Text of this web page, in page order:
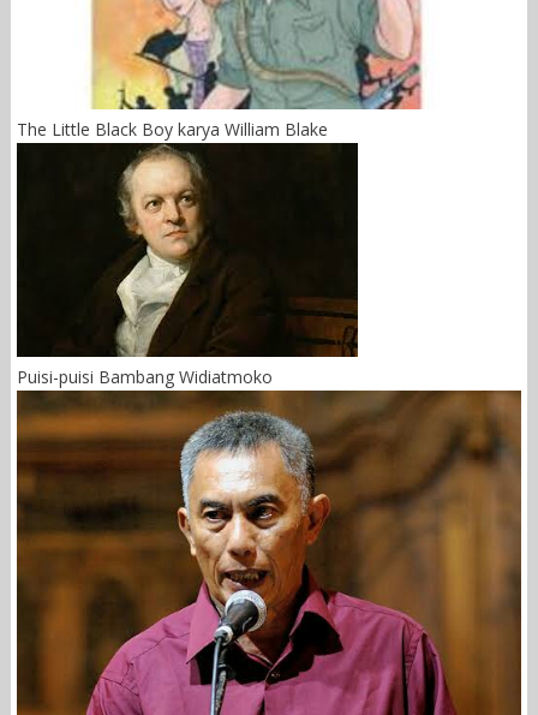
The Little Black Boy karya William Blake
Puisi-puisi Bambang Widiatmoko